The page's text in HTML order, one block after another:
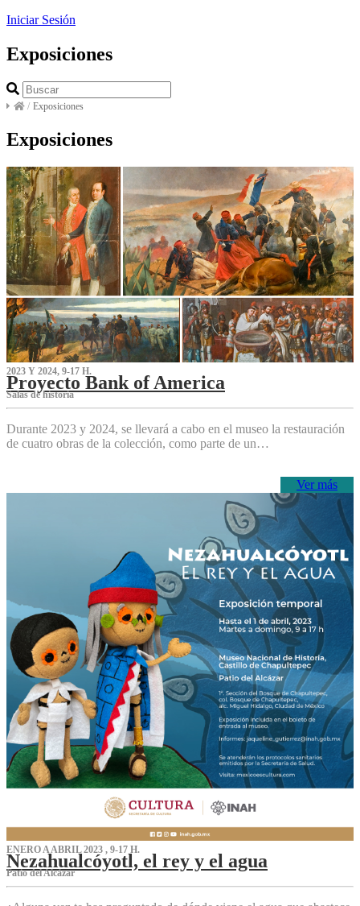
Iniciar Sesión
Exposiciones
/ Exposiciones
Exposiciones
2023 Y 2024, 9-17 H.
Proyecto Bank of America
S‌alas de historia
Durante 2023 y 2024, se llevará a cabo en el museo la restauración
de cuatro obras de la colección, como parte de un…
Ver más
ENERO A ABRIL 2023 , 9-17 H.
Nezahualcóyotl, el rey y el agua
Patio del Alcázar